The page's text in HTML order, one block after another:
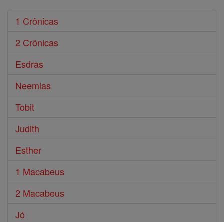
1 Crônicas
2 Crônicas
Esdras
Neemias
Tobit
Judith
Esther
1 Macabeus
2 Macabeus
Jó